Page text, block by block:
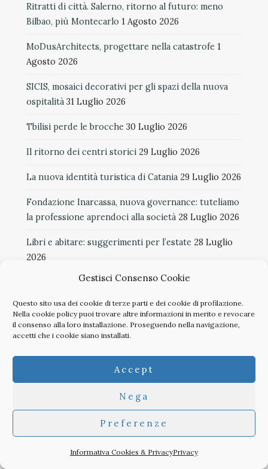
Gestisci Consenso Cookie
Questo sito usa dei cookie di terze parti e dei cookie di profilazione.
Nella cookie policypuoi trovare altre informazioni in merito e revocare
il consenso alla loro installazione. Proseguendo nella navigazione,
accetti che i cookie siano installati.
Accept
Nega
Preferenze
Informativa Cookies & PrivacyPrivacy
Ritratti di città. Salerno, ritorno al futuro: meno
Bilbao, più Montecarlo 1 Agosto 2026
MoDusArchitects, progettare nella catastrofe 1
Agosto 2026
SICIS, mosaici decorativi per gli spazi della nuova
ospitalità 31 Luglio 2026
Tbilisi perde le brocche 30 Luglio 2026
Il ritorno dei centri storici 29 Luglio 2026
La nuova identità turistica di Catania 29 Luglio 2026
Fondazione Inarcassa, nuova governance: tuteliamo
la professione aprendoci alla società 28 Luglio 2026
Libri e abitare: suggerimenti per l’estate 28 Luglio
2026
anniversari
infrastrutture
congressi
Dalle Aziende
ritratti di città
paesaggio
reporting from the front
coronavirus
biennale venezia 2016
musei
concorsi
allestimenti